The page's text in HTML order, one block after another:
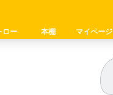
ロー 本棚 マイページ